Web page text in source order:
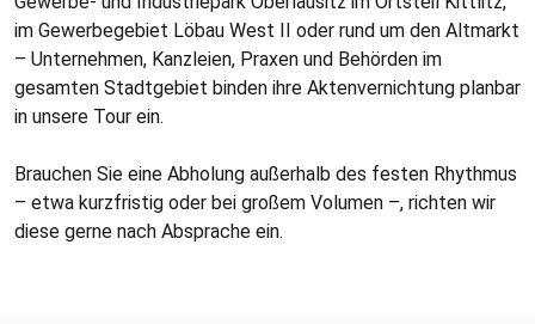
im Gewerbegebiet Löbau West II oder rund um den Altmarkt
– Unternehmen, Kanzleien, Praxen und Behörden im
gesamten Stadtgebiet binden ihre Aktenvernichtung planbar
in unsere Tour ein.
Brauchen Sie eine Abholung außerhalb des festen Rhythmus
– etwa kurzfristig oder bei großem Volumen –, richten wir
diese gerne nach Absprache ein.